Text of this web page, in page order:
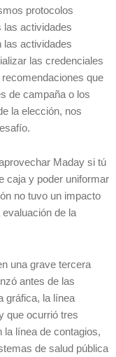
protocolos
las actividades
las actividades
las credenciales
que
de campaña o los
la elección, nos
Maday si tú
caja y poder uniformar
no tuvo un impacto
de la
una grave tercera
antes de las
gráfica, la línea
que ocurrió tres
línea de contagios,
de salud pública